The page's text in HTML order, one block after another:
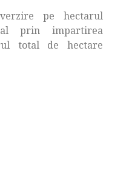
pe hectarul
prin impartirea
total de hectare